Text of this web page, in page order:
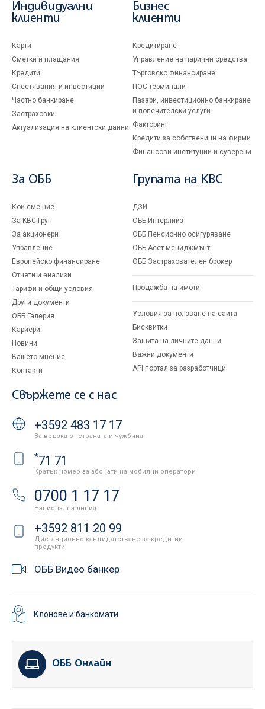
Индивидуални
клиенти
Карти
Сметки и плащания
Кредити
Спестявания и инвестиции
Частно банкиране
Застраховки
Актуализация на клиентски данни
Бизнес
клиенти
Кредитиране
Управление на парични средства
Търговско финансиране
ПОС терминали
Пазари, инвестиционно банкиране
и попечителски услуги
Факторинг
Кредити за собственици на фирми
Финансови институции и суверени
За ОББ
Кои сме ние
За KBC Груп
За акционери
Управление
Европейско финансиране
Отчети и анализи
Тарифи и общи условия
Други документи
ОББ Галерия
Кариери
Новини
Вашето мнение
Контакти
Групата на KBC
ДЗИ
ОББ Интерлийз
ОББ Пенсионно осигуряване
ОББ Асет мениджмънт
ОББ Застрахователен брокер
Продажба на имоти
Условия за ползване на сайта
Бисквитки
Защита на личните данни
Важни документи
API портал за разработчици
Свържете се с нас
+3592 483 17 17
За връзка от страната и чужбина
*71 71
Кратък номер за абонати на мобилни оператори
0700 1 17 17
Национална линия
+3592 811 20 99
Дистанционно кандидатстване за кредитни
продукти
ОББ Видео банкер
Клонове и банкомати
ОББ Онлайн